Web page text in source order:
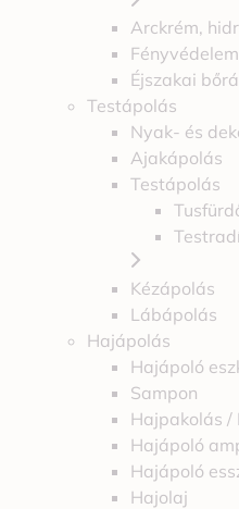
Arckrém,
Fényvédelem
Éjszakai
Testápolás
Nyak- és
Ajakápolás
Testápolás
Kézápolás
Lábápolás
Hajápolás
Hajápoló
Sampon
Hajpakolás /
Hajápoló
Hajápoló
Hajolaj